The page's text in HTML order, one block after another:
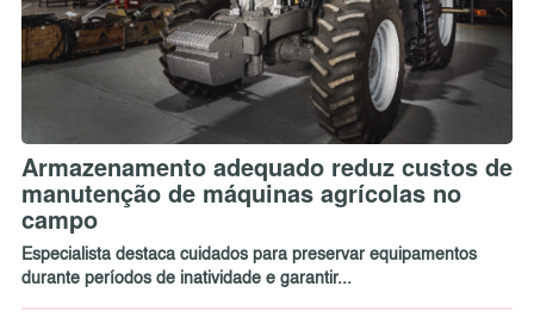
Armazenamento adequado reduz custos de
manutenção de máquinas agrícolas no
campo
Especialista destaca cuidados para preservar equipamentos
durante períodos de inatividade e garantir...